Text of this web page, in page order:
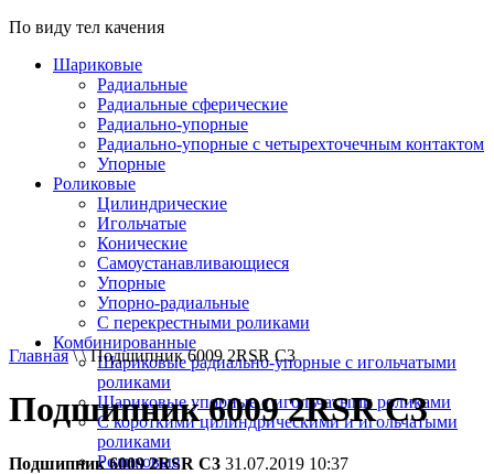
По виду тел качения
Шариковые
Радиальные
Радиальные сферические
Радиально-упорные
Радиально-упорные с четырехточечным контактом
Упорные
Роликовые
Цилиндрические
Игольчатые
Конические
Самоустанавливающиеся
Упорные
Упорно-радиальные
C перекрестными роликами
Комбинированные
Шариковые радиально-упорные с игольчатыми
роликами
Шариковые упорные с игольчатыми роликами
С короткими цилиндрическими и игольчатыми
роликами
Роликовые
Главная\ \ Подшипник 6009 2RSR C3
Подшипник 6009 2RSR C3
Подшипник 6009 2RSR C3 31.07.2019 10:37